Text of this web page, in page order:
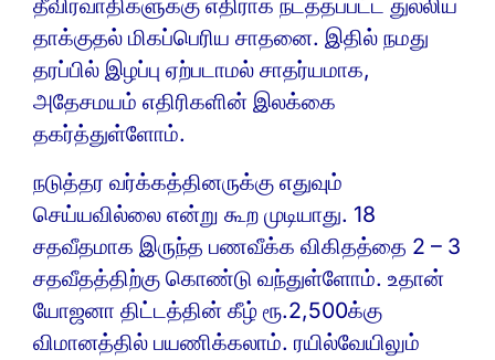
தீவிரவாதிகளுக்கு எதிராக நடத்தப்பட்ட துல்லிய
தாக்குதல் மிகப்பெரிய சாதனை. இதில் நமது
தரப்பில் இழப்பு ஏற்படாமல் சாதர்யமாக,
அதேசமயம் எதிரிகளின் இலக்கை
தகர்த்துள்ளோம்.
நடுத்தர வர்க்கத்தினருக்கு எதுவும்
செய்யவில்லை என்று கூற முடியாது. 18
சதவீதமாக இருந்த பணவீக்க விகிதத்தை 2 – 3
சதவீதத்திற்கு கொண்டு வந்துள்ளோம். உதான்
யோஜனா திட்டத்தின் கீழ் ரூ.2,500க்கு
விமானத்தில் பயணிக்கலாம். ரயில்வேயிலும்